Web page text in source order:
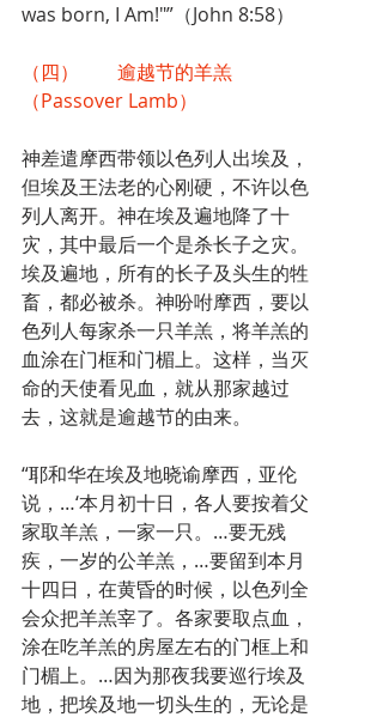
was born, I Am!"”（John 8:58）
（四）	逾越节的羊羔
（Passover Lamb）
神差遣摩西带领以色列人出埃及，
但埃及王法老的心刚硬，不许以色
列人离开。神在埃及遍地降了十
灾，其中最后一个是杀长子之灾。
埃及遍地，所有的长子及头生的牲
畜，都必被杀。神吩咐摩西，要以
色列人每家杀一只羊羔，将羊羔的
血涂在门框和门楣上。这样，当灭
命的天使看见血，就从那家越过
去，这就是逾越节的由来。
“耶和华在埃及地晓谕摩西，亚伦
说，…‘本月初十日，各人要按着父
家取羊羔，一家一只。…要无残
疾，一岁的公羊羔，…要留到本月
十四日，在黄昏的时候，以色列全
会众把羊羔宰了。各家要取点血，
涂在吃羊羔的房屋左右的门框上和
门楣上。…因为那夜我要巡行埃及
地，把埃及地一切头生的，无论是